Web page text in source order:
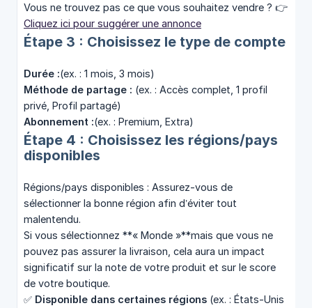
Vous ne trouvez pas ce que vous souhaitez vendre ? 👉
Cliquez ici pour suggérer une annonce
Étape 3 : Choisissez le type de compte
Durée :(ex. : 1 mois, 3 mois)
Méthode de partage : (ex. : Accès complet, 1 profil
privé, Profil partagé)
Abonnement :(ex. : Premium, Extra)
Étape 4 : Choisissez les régions/pays
disponibles
Régions/pays disponibles : Assurez-vous de
sélectionner la bonne région afin d’éviter tout
malentendu.
Si vous sélectionnez **« Monde »**mais que vous ne
pouvez pas assurer la livraison, cela aura un impact
significatif sur la note de votre produit et sur le score
de votre boutique.
✅ Disponible dans certaines régions (ex. : États-Unis